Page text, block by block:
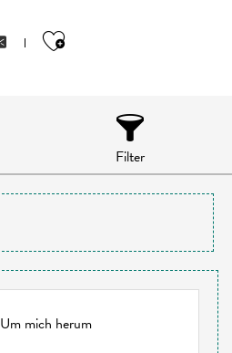
Ajouter aux
Filter
Um mich herum